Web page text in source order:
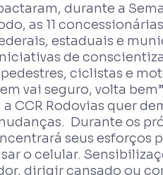
durante a
as 11
estaduais e
de
ciclistas e
vai seguro, volta
CCR Rodovias quer
Durante os
seus esforços
o celular.
dirigir cansado ou